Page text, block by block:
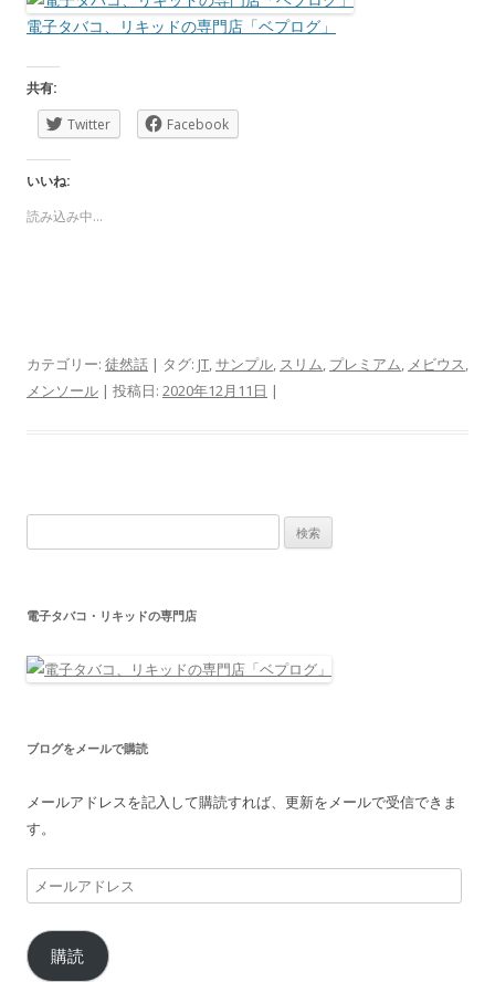
電子タバコ、リキッドの専門店「ベプログ」
共有:
Twitter
Facebook
いいね:
読み込み中…
カテゴリー: 徒然話 | タグ: JT,サンプル, スリム, プレミアム, メビウス,
メンソール | 投稿日: 2020年12月11日 |
索:
電子タバコ・リキッドの専門店
ブログをメールで購読
メールアドレスを記入して購読すれば、更新をメールで受信できま
す。
メ
ー
ル
ア
購読